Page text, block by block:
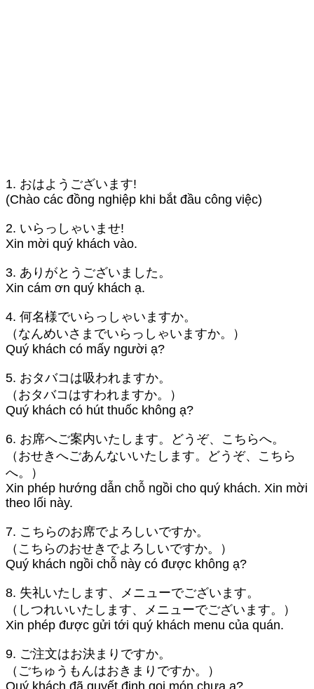
1. おはようございます!
(Chào các đồng nghiệp khi bắt đầu công việc)
2. いらっしゃいませ!
Xin mời quý khách vào.
3. ありがとうございました。
Xin cám ơn quý khách ạ.
4. 何名様でいらっしゃいますか。
（なんめいさまでいらっしゃいますか。）
Quý khách có mấy người ạ?
5. おタバコは吸われますか。
（おタバコはすわれますか。）
Quý khách có hút thuốc không ạ?
6. お席へご案内いたします。どうぞ、こちらへ。
（おせきへごあんないいたします。どうぞ、こちら
へ。）
Xin phép hướng dẫn chỗ ngồi cho quý khách. Xin mời
theo lối này.
7. こちらのお席でよろしいですか。
（こちらのおせきでよろしいですか。）
Quý khách ngồi chỗ này có được không ạ?
8. 失礼いたします、メニューでございます。
（しつれいいたします、メニューでございます。）
Xin phép được gửi tới quý khách menu của quán.
9. ご注文はお決まりですか。
（ごちゅうもんはおきまりですか。）
Quý khách đã quyết định gọi món chưa ạ?